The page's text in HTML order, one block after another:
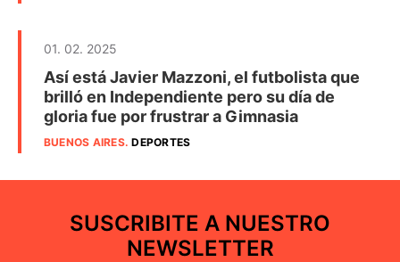
01. 02. 2025
Así está Javier Mazzoni, el futbolista que
brilló en Independiente pero su día de
gloria fue por frustrar a Gimnasia
BUENOS AIRES.DEPORTES
SUSCRIBITE A NUESTRO
NEWSLETTER